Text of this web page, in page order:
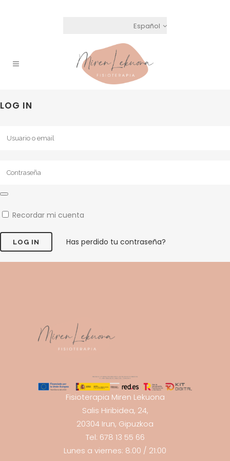
Español
LOG IN
Recordar mi cuenta
Has perdido tu contraseña?
Fisioterapia Miren Lekuona
Salis Hiribidea, 24,
20304 Irun, Gipuzkoa
Tel: 678 13 55 66
Lunes a viernes: 8:00 / 21:00